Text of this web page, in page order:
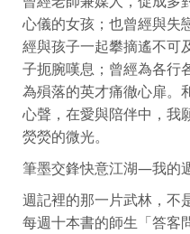
心儀的女孩；也曾經與失
經與孩子一起攀摘遙不可
子扼腕嘆息；曾經為各行
為殞落的英才痛徹心扉。
心聲，在愛與陪伴中，我
熒熒的微光。
筆墨交鋒快意江湖—我的
週記裡的那一片武林，不
每週十本書的師生「答客